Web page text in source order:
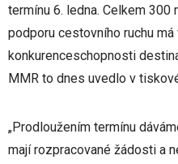
termínu 6. ledna. Celkem 300
podporu cestovního ruchu
konkurenceschopnosti
MMR to dnes uvedlo v
„Prodloužením termínu
mají rozpracované žádosti a